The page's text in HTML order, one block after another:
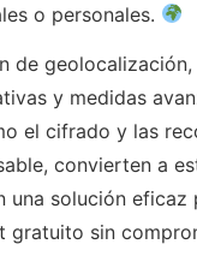
o personales.
de geolocalización,
y medidas
el cifrado y las
convierten a
una solución eficaz
gratuito sin